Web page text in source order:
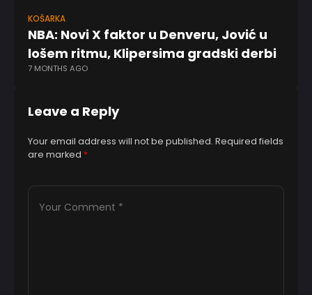
KOŠARKA
NBA: Novi X faktor u Denveru, Jović u
lošem ritmu, Klipersima gradski derbi
7 MONTHS AGO
Leave a Reply
Your email address will not be published. Required fields
are marked *